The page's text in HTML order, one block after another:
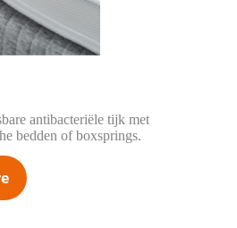
antibacteriële tijk met
bedden of boxsprings.